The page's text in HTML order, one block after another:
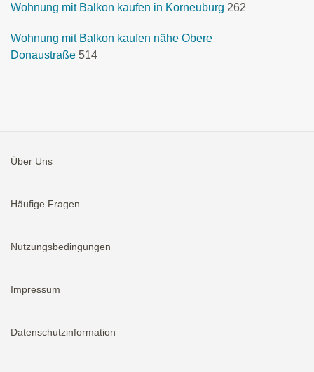
Wohnung mit Balkon kaufen in Korneuburg 262
Wohnung mit Balkon kaufen nähe Obere
Donaustraße 514
Über Uns
Häufige Fragen
Nutzungsbedingungen
Impressum
Datenschutzinformation